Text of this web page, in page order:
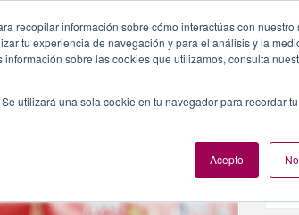
recopilar información sobre cómo interactúas con nuestro
tu experiencia de navegación y para el análisis y la
sobre las cookies que utilizamos, consulta
utilizará una sola cookie en tu navegador para recordar tu
Acepto
SOMOS TE OFRECEMOS PLANES